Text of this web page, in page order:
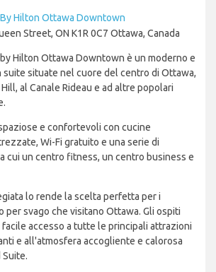
Hilton Ottawa Downtown
Street, ON K1R 0C7 Ottawa, Canada
Hilton Ottawa Downtown è un moderno e
situate nel cuore del centro di Ottawa,
al Canale Rideau e ad altre popolari
e confortevoli con cucine
Wi-Fi gratuito e una serie di
cui un centro fitness, un centro business e
lo rende la scelta perfetta per i
per svago che visitano Ottawa. Gli ospiti
accesso a tutte le principali attrazioni
e all'atmosfera accogliente e calorosa